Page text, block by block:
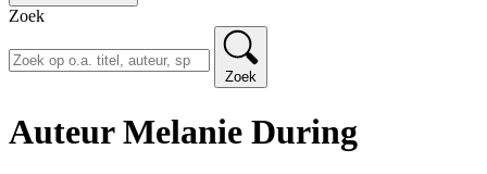
Zoek
Zoek
Auteur Melanie During